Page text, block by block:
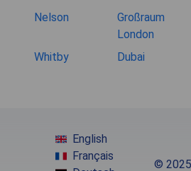
Nelson
Großraum
London
Whitby Dubai
English
Français
©